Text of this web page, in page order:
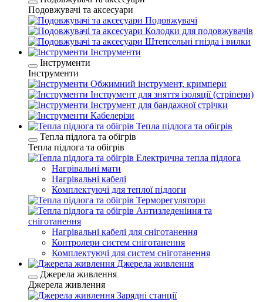
Подовжувачі та аксесуари
Подовжувачі
Колодки для подовжувачів
Штепсельні гнізда і вилки
Інструменти
Інструменти
Інструменти
Обжимний інструмент, кримпери
Інструмент для зняття ізоляції (стріпери)
Інструмент для бандажної стрічки
Кабелерізи
Тепла підлога та обігрів
Тепла підлога та обігрів
Тепла підлога та обігрів
Електрична тепла підлога
Нагрівальні мати
Нагрівальні кабелі
Комплектуючі для теплої підлоги
Терморегулятори
Антизледеніння та
сніготанення
Нагрівальні кабелі для сніготанення
Контролери систем сніготанення
Комплектуючі для систем сніготанення
Джерела живлення
Джерела живлення
Джерела живлення
Зарядні станції